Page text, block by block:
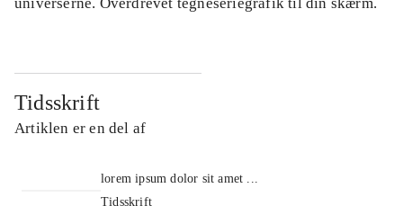
Tidsskrift
Artiklen er en del af
lorem ipsum dolor sit amet ...
Tidsskrift